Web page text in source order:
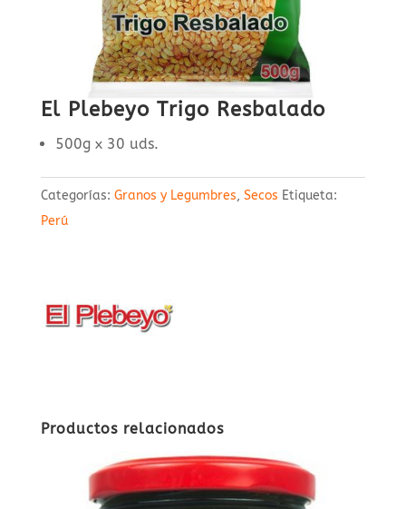
El Plebeyo Trigo Resbalado
500g x 30 uds.
Categorías: Granos y Legumbres, Secos Etiqueta:
Perú
Productos relacionados